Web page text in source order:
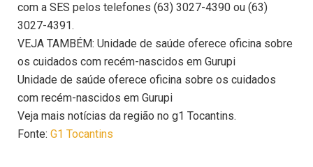
com a SES pelos telefones (63) 3027-4390 ou (63)
3027-4391.
VEJA TAMBÉM: Unidade de saúde oferece oficina sobre
os cuidados com recém-nascidos em Gurupi
Unidade de saúde oferece oficina sobre os cuidados
com recém-nascidos em Gurupi
Veja mais notícias da região no g1 Tocantins.
Fonte: G1 Tocantins